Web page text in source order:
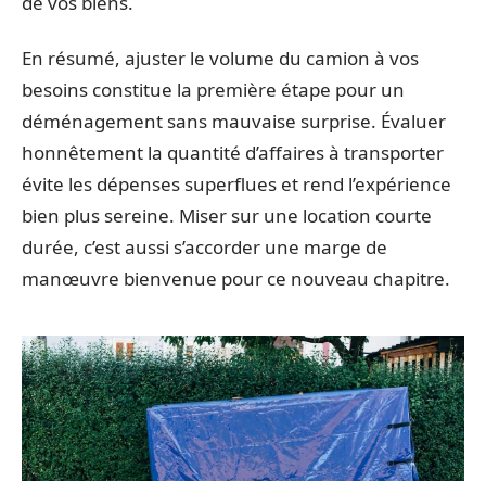
En résumé, ajuster le volume du camion à vos
besoins constitue la première étape pour un
déménagement sans mauvaise surprise. Évaluer
honnêtement la quantité d’affaires à transporter
évite les dépenses superflues et rend l’expérience
bien plus sereine. Miser sur une location courte
durée, c’est aussi s’accorder une marge de
manœuvre bienvenue pour ce nouveau chapitre.